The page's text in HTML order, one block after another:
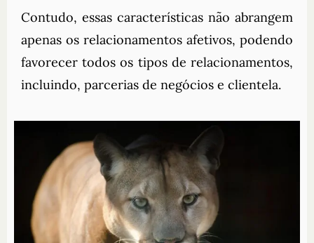
Contudo, essas características não abrangem
apenas os relacionamentos afetivos, podendo
favorecer todos os tipos de relacionamentos,
incluindo, parcerias de negócios e clientela.